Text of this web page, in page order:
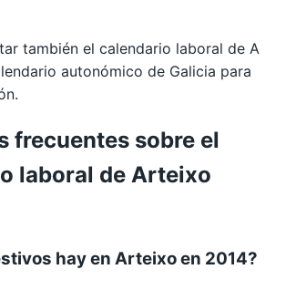
también el calendario laboral de A
autonómico de Galicia para
frecuentes sobre el
laboral de Arteixo
hay en Arteixo en 2014?